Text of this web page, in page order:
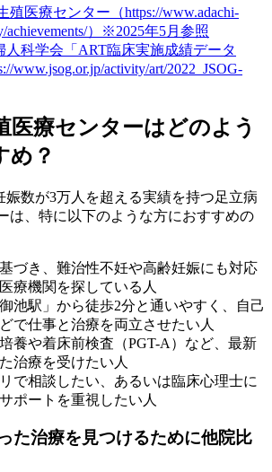
殖医療センター（https://www.adachi-
achievements/）※2025年5月参照
科学会「ART臨床実施成績データ
www.jsog.or.jp/activity/art/2022_JSOG-
医療センターはどのよう
め？
娠数が3万人を超える実績を持つ足立病
は、特に以下のような方におすすめの
づき、 難治性不妊や高齢妊娠にも対応
療機関を探している人
池駅」から徒歩2分と通いやすく、自己
で仕事と治療を両立させたい 人
養や着床前検査（PGT-A）など、最新
治療を受けたい人
で相談したい、あるいは臨床心理士に
ポートを重視したい人
た治療を見つけるために他院比